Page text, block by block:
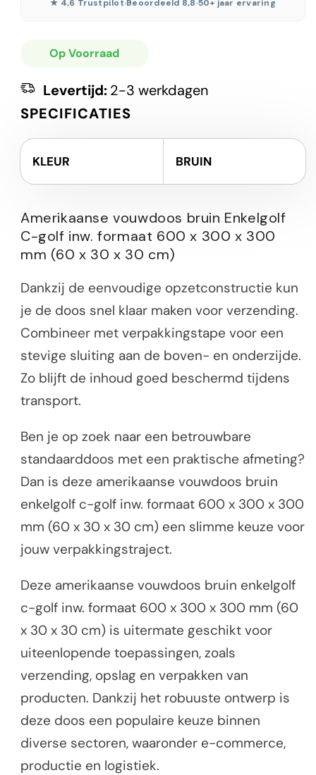
★ 4,6 Trustpilot·Beoordeeld 8,8·50+ jaar ervaring
Op Voorraad
Levertijd:2-3 werkdagen
SPECIFICATIES
KLEUR BRUIN
Amerikaanse vouwdoos bruin Enkelgolf
C-golf inw. formaat 600 x 300 x 300
mm (60 x 30 x 30 cm)
Dankzij de eenvoudige opzetconstructie kun
je de doos snel klaar maken voor verzending.
Combineer met verpakkingstape voor een
stevige sluiting aan de boven- en onderzijde.
Zo blijft de inhoud goed beschermd tijdens
transport.
Ben je op zoek naar een betrouwbare
standaarddoos met een praktische afmeting?
Dan is deze amerikaanse vouwdoos bruin
enkelgolf c-golf inw. formaat 600 x 300 x 300
mm (60 x 30 x 30 cm) een slimme keuze voor
jouw verpakkingstraject.
Deze amerikaanse vouwdoos bruin enkelgolf
c-golf inw. formaat 600 x 300 x 300 mm (60
x 30 x 30 cm) is uitermate geschikt voor
uiteenlopende toepassingen, zoals
verzending, opslag en verpakken van
producten. Dankzij het robuuste ontwerp is
deze doos een populaire keuze binnen
diverse sectoren, waaronder e-commerce,
productie en logistiek.